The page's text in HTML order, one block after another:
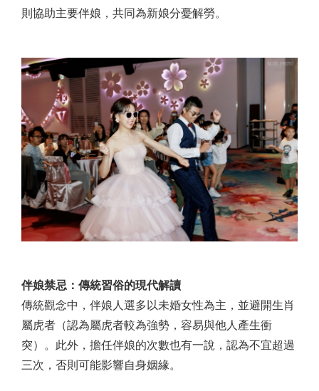
則協助主要伴娘，共同為新娘分憂解勞。
伴娘禁忌：傳統習俗的現代解讀
傳統觀念中，伴娘人選多以未婚女性為主，並避開生肖
屬虎者（認為屬虎者較為強勢，容易與他人產生衝
突）。此外，擔任伴娘的次數也有一說，認為不宜超過
三次，否則可能影響自身姻緣。